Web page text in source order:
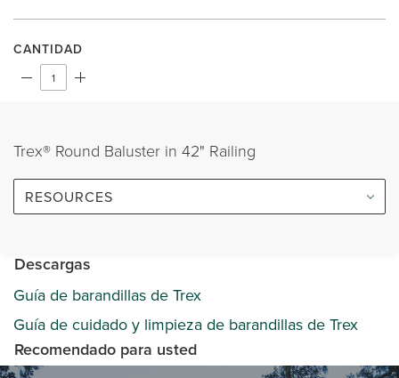
link.
CANTIDAD
Trex® Round Baluster in 42" Railing
RESOURCES
Descargas
Guía de barandillas de Trex
Guía de cuidado y limpieza de barandillas de Trex
Recomendado para usted